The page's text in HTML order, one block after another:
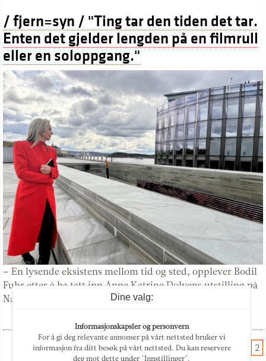
/ fjern=syn / "Ting tar den tiden det tar.
Enten det gjelder lengden på en filmrull
eller en soloppgang."
– En lysende eksistens mellom tid og sted, opplever Bodil
Fuhr etter å ha tatt inn Anne Katrine Dolvens utstilling på
Nasjonalmuseet.
2
Dine valg:
Informasjonskapsler og personvern
For å gi deg relevante annonser på vårt nettsted bruker vi
informasjon fra ditt besøk på vårt nettsted. Du kan reservere
deg mot dette under "Innstillinger".